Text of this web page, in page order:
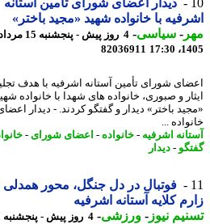
دیدار اعضای شورای تامین آستانه
با خانواده شهید «مجید باختر»
-سیاسی-
4 روز پیش - پنجشنبه 15 مرداد
82036911
شورای تأمین آستانه اشرفیه با هدف تجلیل از
و صبوری، خانواده های شهدا با خانواده شهید
باختر» دیدار و گفتگو کردند. - دیدار اعضای
...
اشرفیه-خانواده- اعضای شورای- خانواده
-دیدار
فوتبال در دل جنگل، محور همدلی در
کلایه آستانه اشرفیه
نیوز-ورزشی-
4 روز پیش - پنجشنبه 15